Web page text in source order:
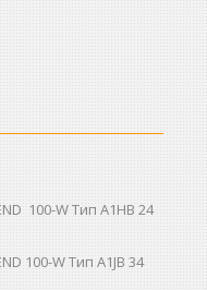
100-W Тип A1HB 24
100-W Тип A1JB 34